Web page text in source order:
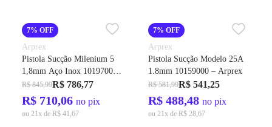
7% OFF
Arprex
Pistola Sucção Milenium 5
1,8mm Aço Inox 10197000 –
Arprex
R$ 845,99R$ 786,77
R$ 710,06 no pix
ou 21x de R$ 41,67
7% OFF
Arprex
Pistola Sucção Modelo 25A
1.8mm 10159000 – Arprex
R$ 581,99R$ 541,25
R$ 488,48 no pix
ou 21x de R$ 28,67